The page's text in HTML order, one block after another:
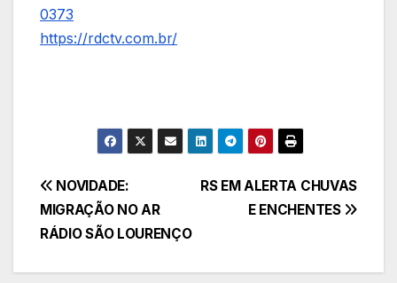
0373
https://rdctv.com.br/
Navegação
de
Post
RS EM ALERTA CHUVAS
E ENCHENTES
NOVIDADE:
MIGRAÇÃO NO AR
RÁDIO SÃO LOURENÇO